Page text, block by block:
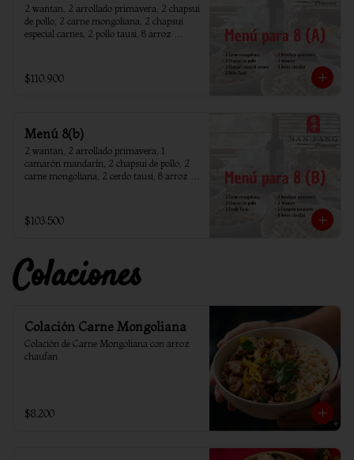
2 wantan, 2 arrollado primavera, 2 chapsui
de pollo, 2 carne mongoliana, 2 chapsui
especial carnes, 2 pollo tausi, 8 arroz
$110.900
Menú 8(b)
2 wantan, 2 arrollado primavera, 1
camarón mandarín, 2 chapsui de pollo, 2
carne mongoliana, 2 cerdo tausi, 8 arroz
$103.500
Colaciones
Colación Carne Mongoliana
Colación de Carne Mongoliana con arroz
chaufan
$8.200